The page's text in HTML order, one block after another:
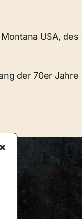
USA,
der 70er Jahre